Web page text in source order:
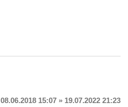
08.06.2018 15:07 » 19.07.2022 21:23